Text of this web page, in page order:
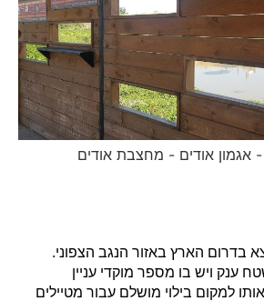
- אגמון אודים - מחצבת אודים
בדרום הארץ באזור הנגב הצפוני.
ויש בו מספר מוקדי עניין
למקום בילוי מושלם עבור מטיילים